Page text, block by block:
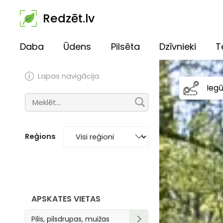
Redzēt.lv
Daba Ūdens Pilsēta Dzīvnieki
Lapas navigācija
Reģions
APSKATES VIETAS
Pilis, pilsdrupas, muižas